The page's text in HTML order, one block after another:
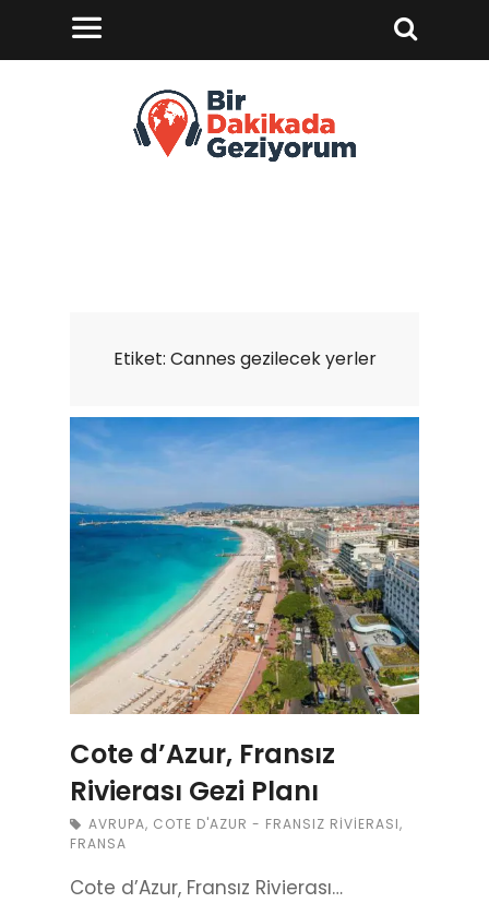
Etiket: Cannes gezilecek yerler
Cote d’Azur, Fransız
Rivierası Gezi Planı
AVRUPA, COTE D'AZUR - FRANSIZ RIVIERASI,
FRANSA
Cote d’Azur, Fransız Rivierası…